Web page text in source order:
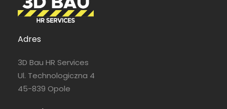
Adres
3D Bau HR Services
Ul. Technologiczna 4
45-839 Opole